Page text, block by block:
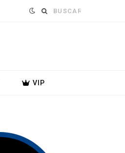
Buscar:
VIP